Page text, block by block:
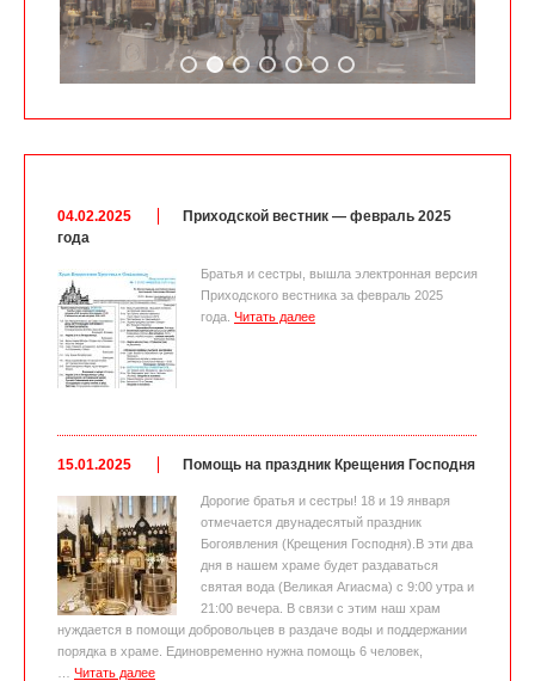
04.02.2025
Приходской вестник — февраль 2025
года
Братья и сестры, вышла электронная версия
Приходского вестника за февраль 2025
года. Читать далее
15.01.2025 Помощь на праздник Крещения Господня
Дорогие братья и сестры! 18 и 19 января
отмечается двунадесятый праздник
Богоявления (Крещения Господня).В эти два
дня в нашем храме будет раздаваться
святая вода (Великая Агиасма) с 9:00 утра и
21:00 вечера. В связи с этим наш храм
нуждается в помощи добровольцев в раздаче воды и поддержании
порядка в храме. Единовременно нужна помощь 6 человек,
Читать далее